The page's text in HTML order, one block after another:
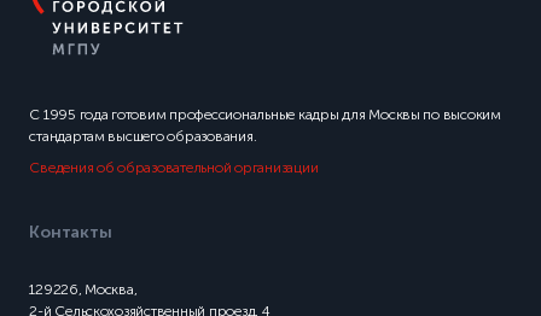
С 1995 года готовим профессиональные кадры для Москвы по высоким
стандартам высшего образования.
Сведения об образовательной организации
Контакты
129226, Москва,
2-й Сельскохозяйственный проезд, 4